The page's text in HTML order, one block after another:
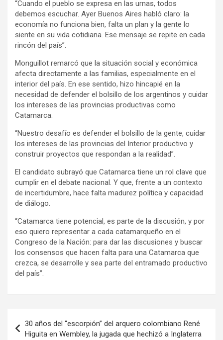
“Cuando el pueblo se expresa en las urnas, todos
debemos escuchar. Ayer Buenos Aires habló claro: la
economía no funciona bien, falta un plan y la gente lo
siente en su vida cotidiana. Ese mensaje se repite en cada
rincón del país”.
Monguillot remarcó que la situación social y económica
afecta directamente a las familias, especialmente en el
interior del país. En ese sentido, hizo hincapié en la
necesidad de defender el bolsillo de los argentinos y cuidar
los intereses de las provincias productivas como
Catamarca.
“Nuestro desafío es defender el bolsillo de la gente, cuidar
los intereses de las provincias del Interior productivo y
construir proyectos que respondan a la realidad”.
El candidato subrayó que Catamarca tiene un rol clave que
cumplir en el debate nacional. Y que, frente a un contexto
de incertidumbre, hace falta madurez política y capacidad
de diálogo.
“Catamarca tiene potencial, es parte de la discusión, y por
eso quiero representar a cada catamarqueño en el
Congreso de la Nación: para dar las discusiones y buscar
los consensos que hacen falta para una Catamarca que
crezca, se desarrolle y sea parte del entramado productivo
del país”.
de
30 años del “escorpión” del arquero colombiano René
Higuita en Wembley, la jugada que hechizó a Inglaterra